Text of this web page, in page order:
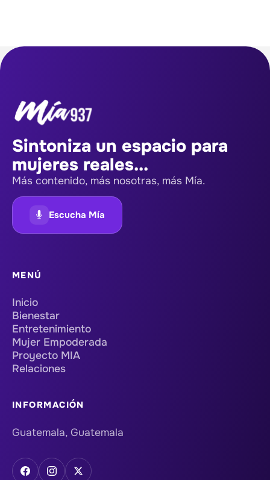
Sintoniza un espacio para
mujeres reales...
Más contenido, más nosotras, más Mía.
Escucha Mía
MENÚ
Inicio
Bienestar
Entretenimiento
Mujer Empoderada
Proyecto MIA
Relaciones
INFORMACIÓN
Guatemala, Guatemala